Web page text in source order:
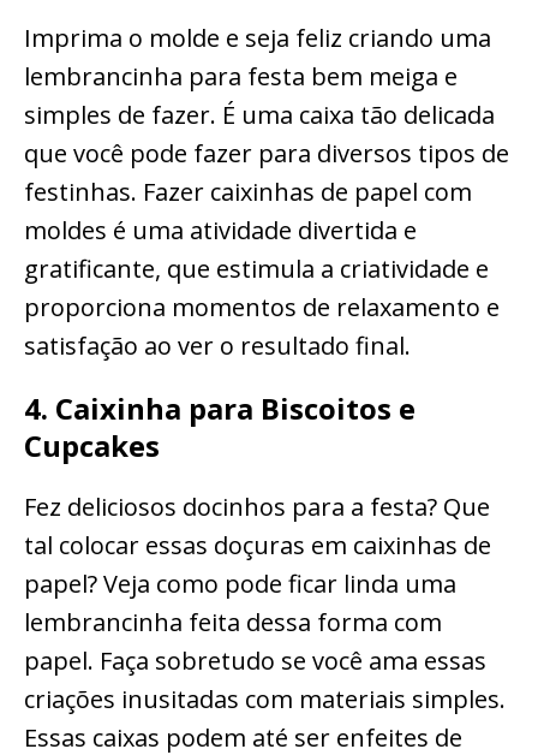
Imprima o molde e seja feliz criando uma
lembrancinha para festa bem meiga e
simples de fazer. É uma caixa tão delicada
que você pode fazer para diversos tipos de
festinhas. Fazer caixinhas de papel com
moldes é uma atividade divertida e
gratificante, que estimula a criatividade e
proporciona momentos de relaxamento e
satisfação ao ver o resultado final.
4. Caixinha para Biscoitos e
Cupcakes
Fez deliciosos docinhos para a festa? Que
tal colocar essas doçuras em caixinhas de
papel? Veja como pode ficar linda uma
lembrancinha feita dessa forma com
papel. Faça sobretudo se você ama essas
criações inusitadas com materiais simples.
Essas caixas podem até ser enfeites de